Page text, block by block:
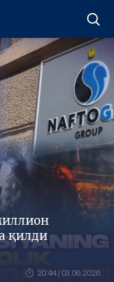
қилди
20:44 / 03.06.2026